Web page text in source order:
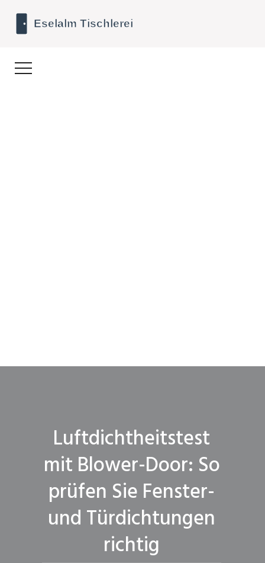
Luftdichtheitstest
mit Blower-Door: So
prüfen Sie Fenster-
und Türdichtungen
richtig